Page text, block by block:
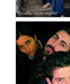
Quelle: Veranstalter